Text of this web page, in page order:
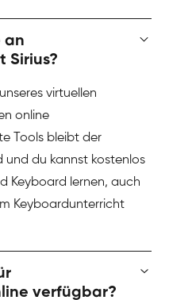
an
Sirius?
virtuellen
online
Tools bleibt der
und du kannst kostenlos
Keyboard lernen, auch
Keyboardunterricht
verfügbar?